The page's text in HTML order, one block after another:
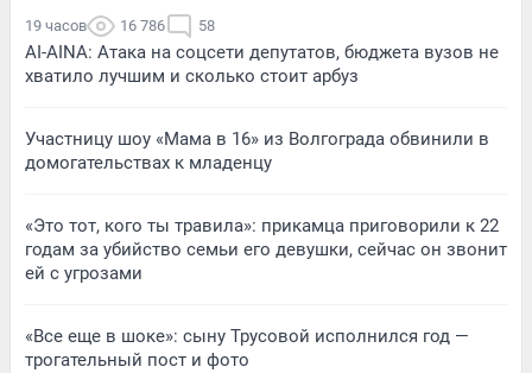
19 часов 16 786 58
AI-AINA: Атака на соцсети депутатов, бюджета вузов не
хватило лучшим и сколько стоит арбуз
Участницу шоу «Мама в 16» из Волгограда обвинили в
домогательствах к младенцу
«Это тот, кого ты травила»: прикамца приговорили к 22
годам за убийство семьи его девушки, сейчас он звонит
ей с угрозами
«Все еще в шоке»: сыну Трусовой исполнился год —
трогательный пост и фото